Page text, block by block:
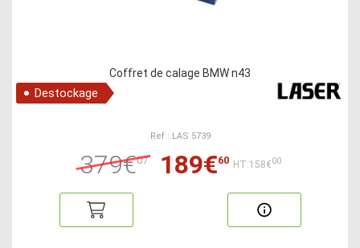
Coffret de calage BMW n43
Destockage
Ref : LAS 5739
379€07 189€60 HT:158€00